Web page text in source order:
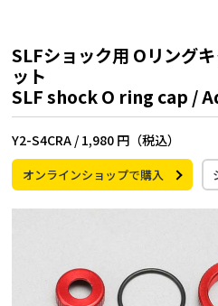
SLFショック用 Oリング
ット
SLF shock O ring cap /
Y2-S4CRA / 1,980 円（税込）
オンラインショップで購入